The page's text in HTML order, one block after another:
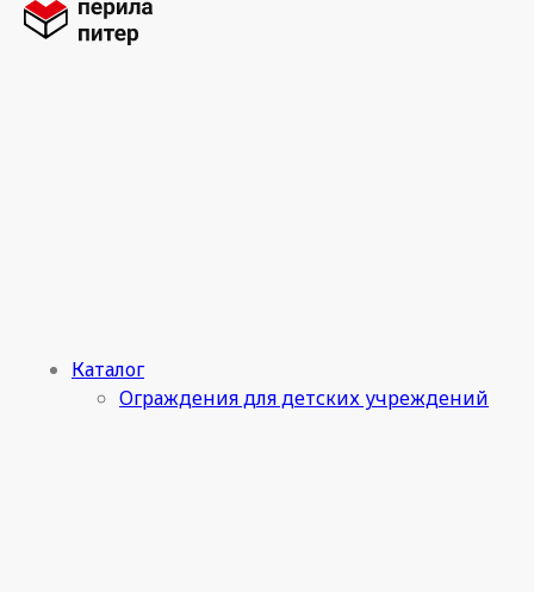
Каталог
Ограждения для детских учреждений